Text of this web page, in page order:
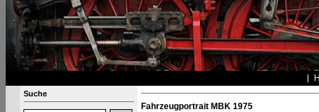
Suche
Fahrzeugportrait MBK 1975